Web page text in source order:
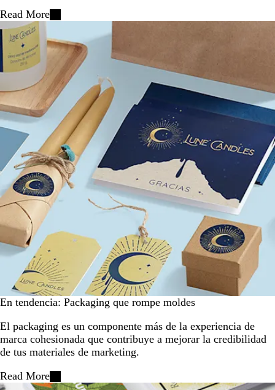
Read More
En tendencia: Packaging que rompe moldes
El packaging es un componente más de la experiencia de
marca cohesionada que contribuye a mejorar la credibilidad
de tus materiales de marketing.
Read More